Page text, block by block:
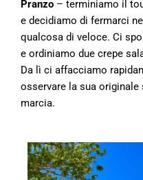
Pranzo – terminiamo il
e decidiamo di fermarci
qualcosa di veloce. Ci
e ordiniamo due crepe
Da lì ci affacciamo
osservare la sua
marcia.